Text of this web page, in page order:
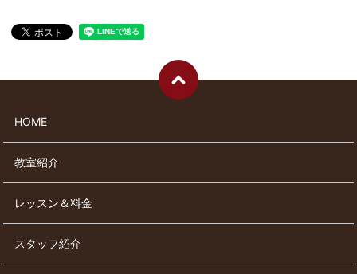
HOME
教室紹介
レッスン＆料金
スタッフ紹介